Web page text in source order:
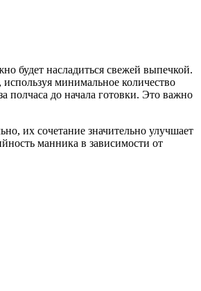
будет насладиться свежей выпечкой.
минимальное количество
полчаса до начала готовки. Это важно
их сочетание значительно улучшает
манника в зависимости от